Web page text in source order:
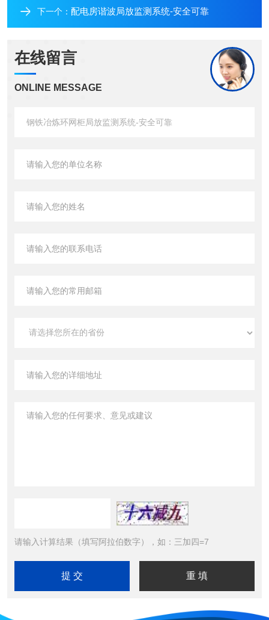
下一个： 配电房谐波局放监测系统-安全可靠
在线留言
ONLINE MESSAGE
请输入计算结果（填写阿拉伯数字），如：三加四=7